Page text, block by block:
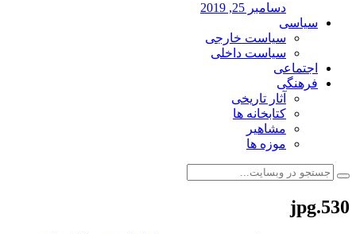
دسامبر 25, 2019
سیاسی
سیاست خارجی
سیاست داخلی
اجتماعی
فرهنگی
آثار تاریخی
کتابخانه ها
مشاهیر
موزه ها
530.jpg